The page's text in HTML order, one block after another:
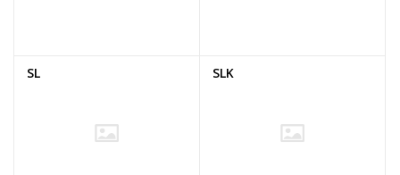
SL SLK